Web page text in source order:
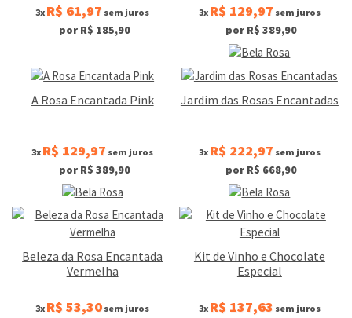
3x R$ 61,97 sem juros
por R$ 185,90
3x R$ 129,97 sem juros
por R$ 389,90
A Rosa Encantada Pink
3x R$ 129,97 sem juros
por R$ 389,90
Jardim das Rosas Encantadas
3x R$ 222,97 sem juros
por R$ 668,90
Beleza da Rosa Encantada
Vermelha
3x R$ 53,30 sem juros
Kit de Vinho e Chocolate
Especial
3x R$ 137,63 sem juros